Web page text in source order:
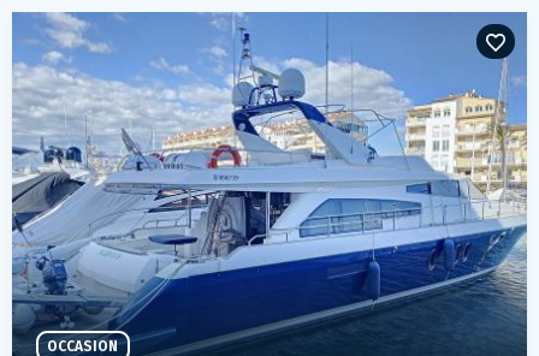
OCCASION